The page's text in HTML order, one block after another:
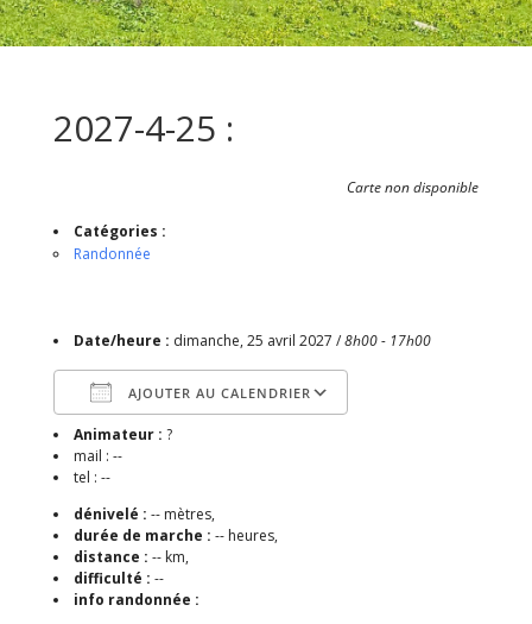
2027-4-25 :
Carte non disponible
Catégories :
Randonnée
Date/heure : dimanche, 25 avril 2027 /8h00 - 17h00
AJOUTER AU CALENDRIER
Télécharger ICS
Animateur : ?
mail : --
tel : --
dénivelé : -- mètres,
durée de marche : -- heures,
distance : -- km,
difficulté : --
info randonnée :